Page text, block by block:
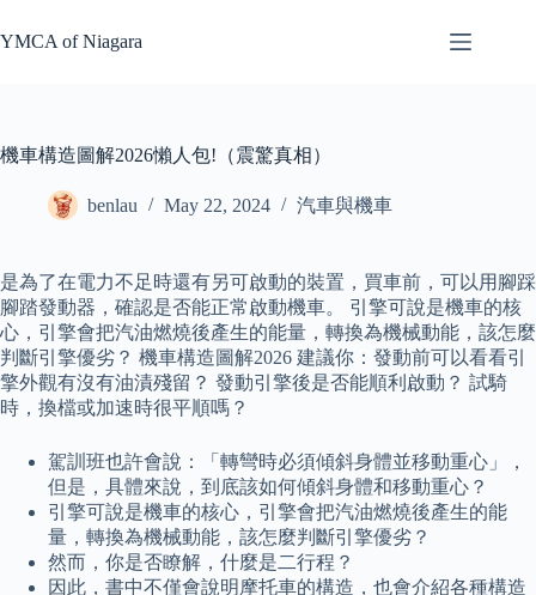
to
content
YMCA of Niagara
機車構造圖解2026懶人包!（震驚真相）
benlau May 22, 2024 汽車與機車
是為了在電力不足時還有另可啟動的裝置，買車前，可以用腳踩
腳踏發動器，確認是否能正常啟動機車。 引擎可說是機車的核
心，引擎會把汽油燃燒後產生的能量，轉換為機械動能，該怎麼
判斷引擎優劣？ 機車構造圖解2026 建議你：發動前可以看看引
擎外觀有沒有油漬殘留？ 發動引擎後是否能順利啟動？ 試騎
時，換檔或加速時很平順嗎？
駕訓班也許會說：「轉彎時必須傾斜身體並移動重心」，
但是，具體來說，到底該如何傾斜身體和移動重心？
引擎可說是機車的核心，引擎會把汽油燃燒後產生的能
量，轉換為機械動能，該怎麼判斷引擎優劣？
然而，你是否瞭解，什麼是二行程？
因此，書中不僅會說明摩托車的構造，也會介紹各種構造